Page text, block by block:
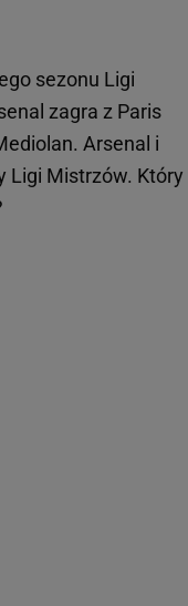
sezonu Ligi
zagra z Paris
Arsenal i
Ligi Mistrzów. Który